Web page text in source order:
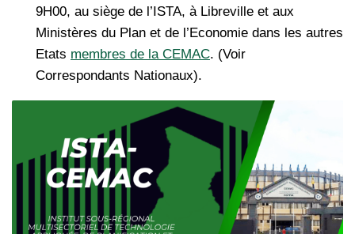
9H00, au siège de l’ISTA, à Libreville et aux
Ministères du Plan et de l’Economie dans les autres
Etats membres de la CEMAC. (Voir
Correspondants Nationaux).